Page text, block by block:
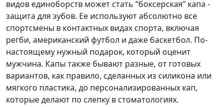
видов единоборств может стать “боксерская” капа -
защита для зубов. Ее используют абсолютно все
спортсмены в контактных видах спорта, включая
регби, американский футбол и даже баскетбол. По-
настоящему нужный подарок, который оценит
мужчина. Капы также бывают разные, от готовых
вариантов, как правило, сделанных из силикона или
мягкого пластика, до персонализированных кап,
которые делают по слепку в стоматологиях.